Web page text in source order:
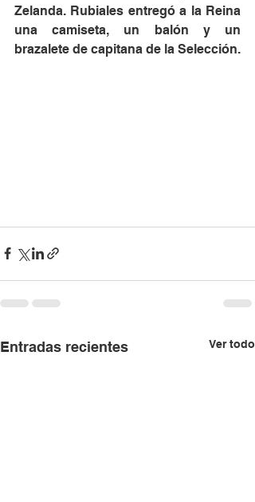
Zelanda. Rubiales entregó a la Reina
una camiseta, un balón y un
brazalete de capitana de la Selección.
Entradas recientes Ver todo